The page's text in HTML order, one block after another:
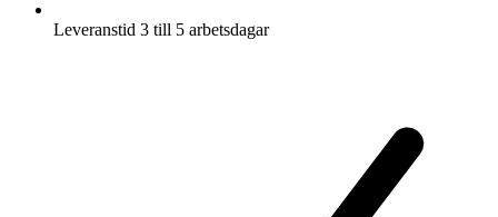
Leveranstid 3 till 5 arbetsdagar